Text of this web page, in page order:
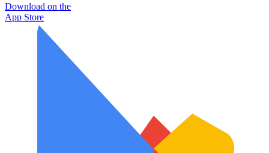
Download on the
App Store